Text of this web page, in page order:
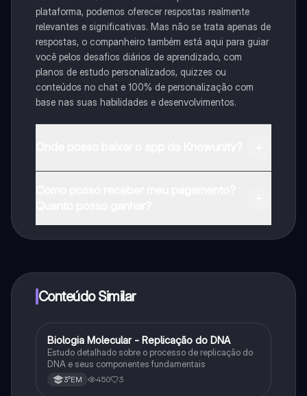
plataforma, podemos oferecer respostas realmente
relevantes e significativas. Mas não se trata apenas de
respostas, o companheiro também está aqui para guiar
você pelos desafios diários de aprendizado, com
planos de estudo personalizados, quizzes ou
conteúdos no chat e 100% de personalização com
base nas suas habilidades e desenvolvimentos.
Conteúdo Similar
Ciência
Biologia Molecular - Replicação do DNA
Estudo detalhado sobre o processo de replicação do
DNA e seus componentes fundamentais
3°EM 450 3